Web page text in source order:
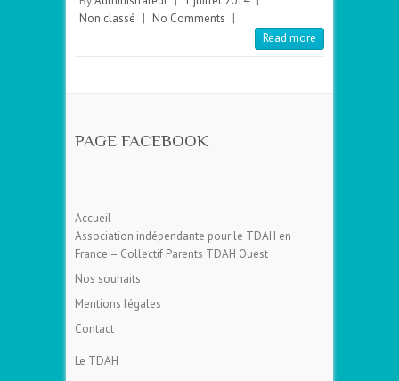
Non classé | No Comments |
Read more
PAGE FACEBOOK
Accueil
Association indépendante pour le TDAH en
France – Collectif Parents TDAH Ouest
Nos souhaits
Mentions légales
Contact
Le TDAH